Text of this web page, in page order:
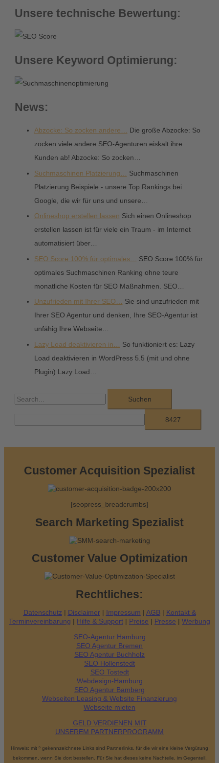
Unsere technische Bewertung:
Unsere Keyword Optimierung:
News:
Abzocke: So zocken andere…
Die große Abzocke: So
zocken viele andere SEO-Agenturen eiskalt ihre
Kunden ab! Abzocke: So zocken…
Suchmaschinen Platzierung…
Suchmaschinen
Platzierung Beispiele - unsere Top Rankings bei
Google, die wir für uns und unsere…
Onlineshop erstellen lassen Sich einen Onlineshop
erstellen lassen ist für viele ein Traum - im Internet
automatisiert über…
SEO Score 100% für optimales…
SEO Score 100% für
optimales Suchmaschinen Ranking ohne teure
monatliche Kosten für SEO Maßnahmen. SEO…
Unzufrieden mit Ihrer SEO…
Sie sind unzufrieden mit
Ihrer SEO Agentur und denken, Ihre SEO-Agentur ist
unfähig Ihre Webseite…
Lazy Load deaktivieren in…
So funktioniert es: Lazy
Load deaktivieren in WordPress 5.5 (mit und ohne
Plugin) Lazy Load…
S
Customer Acquisition Spezialist
[seopress_breadcrumbs]
Search Marketing Spezialist
Customer Value Optimization
Rechtliches:
Datenschutz | Disclaimer| Impressum | AGB| Kontakt &
Terminvereinbarung | Hilfe & Support | Preise | Presse | Werbung
SEO-Agentur Hamburg
SEO Agentur Bremen
SEO Agentur Buchholz
SEO Hollenstedt
SEO Tostedt
Webdesign-Hamburg
SEO Agentur Bamberg
Webseiten Leasing & Website Finanzierung
Webseite mieten
GELD VERDIENEN MIT
UNSEREM PARTNERPROGRAMM
Hinweis: mit º gekennzeichnete Links sind Partnerlinks, für die wir eine kleine Vergütung
bekommen, wenn Sie dort bestellen. Für Sie hat dieses keine Nachteile, im Gegenteil,